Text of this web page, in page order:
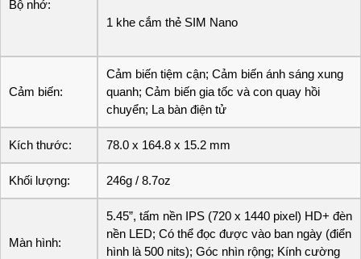
Bộ nhớ:
1 khe cắm thẻ SIM Nano
Cảm biến:
Cảm biến tiệm cận; Cảm biến ánh sáng xung
quanh; Cảm biến gia tốc và con quay hồi
chuyển; La bàn điện tử
Kích thước: 78.0 x 164.8 x 15.2 mm
Khối lượng: 246g / 8.7oz
Màn hình:
5.45”, tấm nền IPS (720 x 1440 pixel) HD+ đèn
nền LED; Có thể đọc được vào ban ngày (điển
hình là 500 nits); Góc nhìn rộng; Kính cường